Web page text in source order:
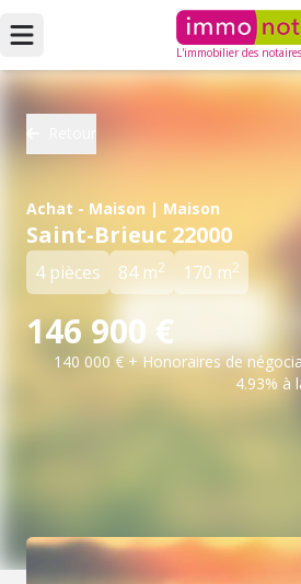
L'immobilier des notaires
Achat - Maison | Maison
Saint-Brieuc 22000
4 pièces 84 m2 170 m2
146 900 €
140 000 € + Honoraires de
4.93% à